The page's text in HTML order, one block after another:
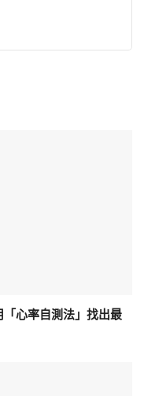
心率自測法」找出最